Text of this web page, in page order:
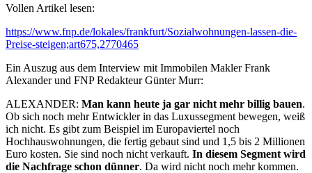
Vollen Artikel lesen:
https://www.fnp.de/lokales/frankfurt/Sozialwohnungen-lassen-die-
Preise-steigen;art675,2770465
Ein Auszug aus dem Interview mit Immobilen Makler Frank
Alexander und FNP Redakteur Günter Murr:
ALEXANDER: Man kann heute ja gar nicht mehr billig bauen.
Ob sich noch mehr Entwickler in das Luxussegment bewegen, weiß
ich nicht. Es gibt zum Beispiel im Europaviertel noch
Hochhauswohnungen, die fertig gebaut sind und 1,5 bis 2 Millionen
Euro kosten. Sie sind noch nicht verkauft. In diesem Segment wird
die Nachfrage schon dünner. Da wird nicht noch mehr kommen.